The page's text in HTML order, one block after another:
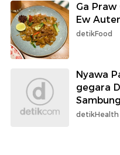
Ga Praw
Ew
detikFood
Nyawa
gegara
detikHealth